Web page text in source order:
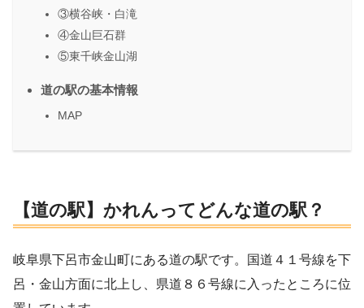
③横谷峡・白滝
④金山巨石群
⑤東千峡金山湖
道の駅の基本情報
MAP
【道の駅】かれんってどんな道の駅？
岐阜県下呂市金山町にある道の駅です。国道４１号線を下
呂・金山方面に北上し、県道８６号線に入ったところに位